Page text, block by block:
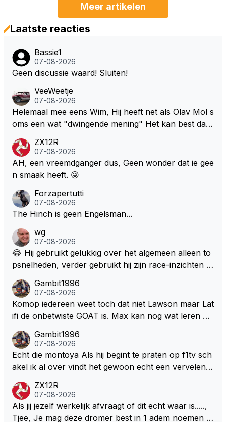
Meer artikelen
Laatste reacties
Bassie1
07-08-2026
Geen discussie waard! Sluiten!
VeeWeetje
07-08-2026
Helemaal mee eens Wim, Hij heeft net als Olav Mol s
oms een wat "dwingende mening" Het kan best dat
l bij Windsor op te roepen. Maar in een tijd zonder r
aces zijn dit leuke berichtjes
ZX12R
07-08-2026
AH, een vreemdganger dus, Geen wonder dat ie gee
n smaak heeft. 😜
Forzapertutti
07-08-2026
The Hinch is geen Engelsman...
wg
07-08-2026
😂 Hij gebruikt gelukkig over het algemeen alleen to
psnelheden, verder gebruikt hij zijn race-inzichten q
een bocht zegt helemaal niets, dus wat dat betreft h
eeft hij sowieso gelijk 😂.
Gambit1996
07-08-2026
Komop iedereen weet toch dat niet Lawson maar Lat
ifi de onbetwiste GOAT is. Max kan nog wat leren va
milton, hahahaha. Latifi pakt ze allemaal met de oge
n dicht met als onbetwiste nummer 2 of GOATINES
S Lawson natuurlijk 😂😂😂😂😂
Gambit1996
07-08-2026
Echt die montoya Als hij begint te praten op f1tv sch
akel ik al over vindt het gewoon echt een vervelend
weet 🤮🤮
ZX12R
07-08-2026
Als jij jezelf werkelijk afvraagt of dit echt waar is.....,
Tjee, Je mag deze dromer best in 1 adem noemen m